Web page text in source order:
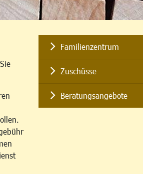
Familienzentrum
Zuschüsse
Beratungsangebote